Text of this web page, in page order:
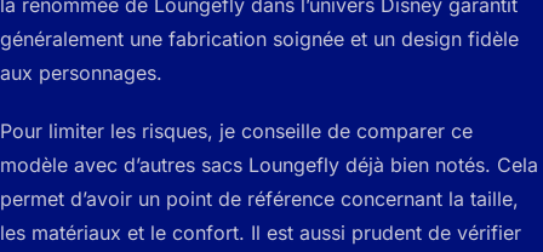
généralement une fabrication soignée et un design fidèle
aux personnages.
Pour limiter les risques, je conseille de comparer ce
modèle avec d’autres sacs Loungefly déjà bien notés. Cela
permet d’avoir un point de référence concernant la taille,
les matériaux et le confort. Il est aussi prudent de vérifier